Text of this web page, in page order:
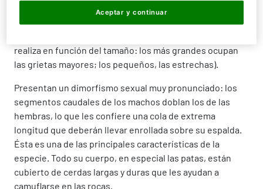
más secas de la sabana. Precisamente su nombre
procede de lacostumbre de refugiarse entre las grietas
realiza en función del tamaño: los más grandes ocupan
las grietas mayores; los pequeños, las estrechas).
Presentan un dimorfismo sexual muy pronunciado: los
segmentos caudales de los machos doblan los de las
hembras, lo que les confiere una cola de extrema
longitud que deberán llevar enrollada sobre su espalda.
Ésta es una de las principales características de la
especie. Todo su cuerpo, en especial las patas, están
cubierto de cerdas largas y duras que les ayudan a
camuflarse en las rocas.
Aceptar y continuar